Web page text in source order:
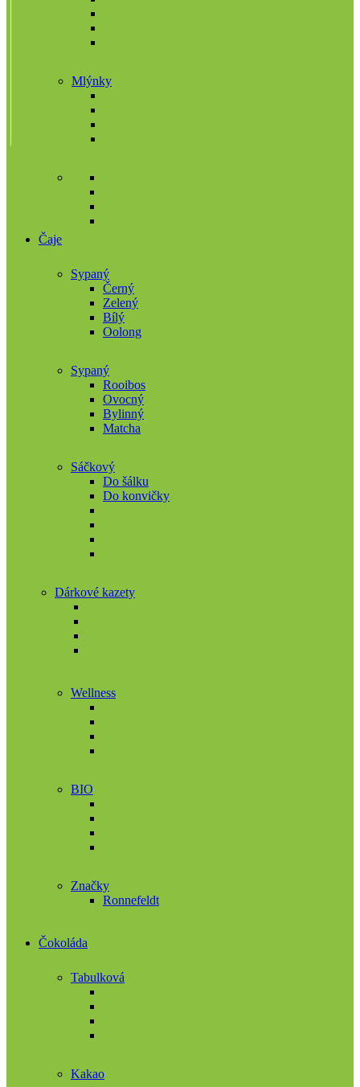
Mlýnky
Čaje
Sypaný
Černý
Zelený
Bílý
Oolong
Sypaný
Rooibos
Ovocný
Bylinný
Matcha
Sáčkový
Do šálku
Do konvičky
Dárkové kazety
Wellness
BIO
Značky
Ronnefeldt
Čokoláda
Tabulková
Kakao